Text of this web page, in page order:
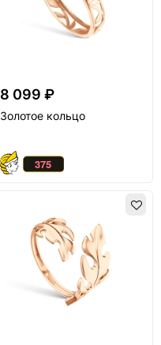
8 099 ₽
Золотое кольцо